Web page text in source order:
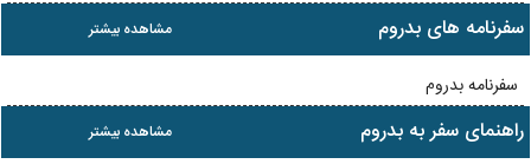
مشاهده بیشتر سفرنامه های بدروم
سفرنامه بدروم
مشاهده بیشتر راهنمای سفر به بدروم